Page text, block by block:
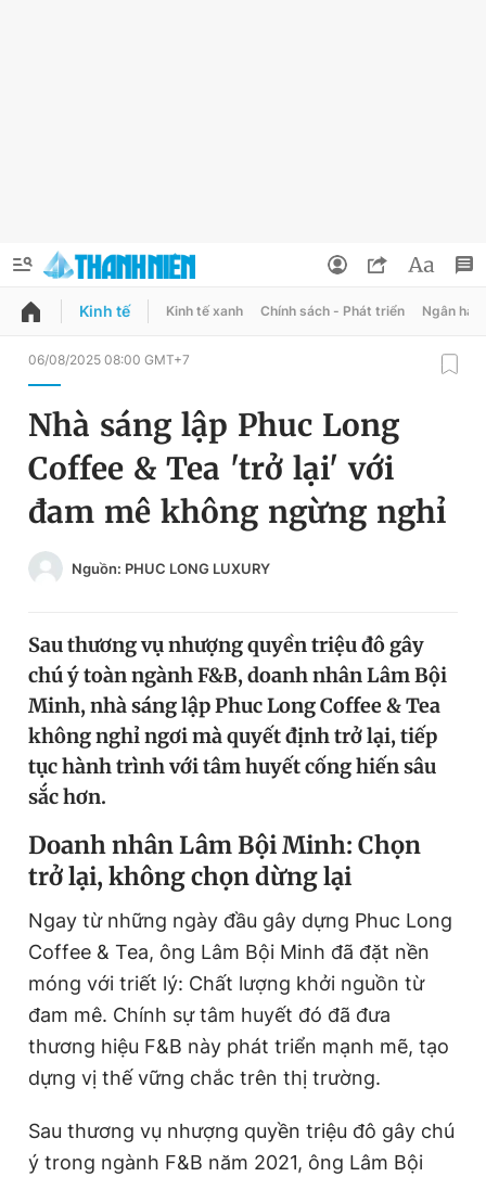
QUẢNG CÁO
Chuyên mục
Chuyên mục khác
Chào ngày mới Tin 24h
Tin 360
Video Magazine
Sản phẩm khác
Thông tin tòa soạn Liên hệ quảng cáo
Đọc Thanh Niên trên điện thoại
Đổi mật khẩu
Tin đã lưu
Kinh tế Kinh tế xanh Chính sách - Phát triển Ngân
06/08/2025 08:00 GMT+7
Nhà sáng lập Phuc Long
Coffee & Tea 'trở lại' với
đam mê không ngừng nghỉ
Nguồn: PHUC LONG LUXURY
Sau thương vụ nhượng quyền triệu đô gây
chú ý toàn ngành F&B, doanh nhân Lâm Bội
Minh, nhà sáng lập Phuc Long Coffee & Tea
không nghỉ ngơi mà quyết định trở lại, tiếp
tục hành trình với tâm huyết cống hiến sâu
sắc hơn.
Doanh nhân Lâm Bội Minh: Chọn
trở lại, không chọn dừng lại
Ngay từ những ngày đầu gây dựng Phuc Long
Coffee & Tea, ông Lâm Bội Minh đã đặt nền
móng với triết lý: Chất lượng khởi nguồn từ
đam mê. Chính sự tâm huyết đó đã đưa
thương hiệu F&B này phát triển mạnh mẽ, tạo
dựng vị thế vững chắc trên thị trường.
Sau thương vụ nhượng quyền triệu đô gây chú
ý trong ngành F&B năm 2021, ông Lâm Bội